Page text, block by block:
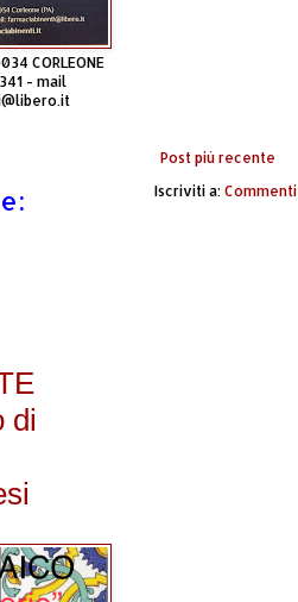
Post più recente
Iscriviti a:
CORLEONE
- mail
di